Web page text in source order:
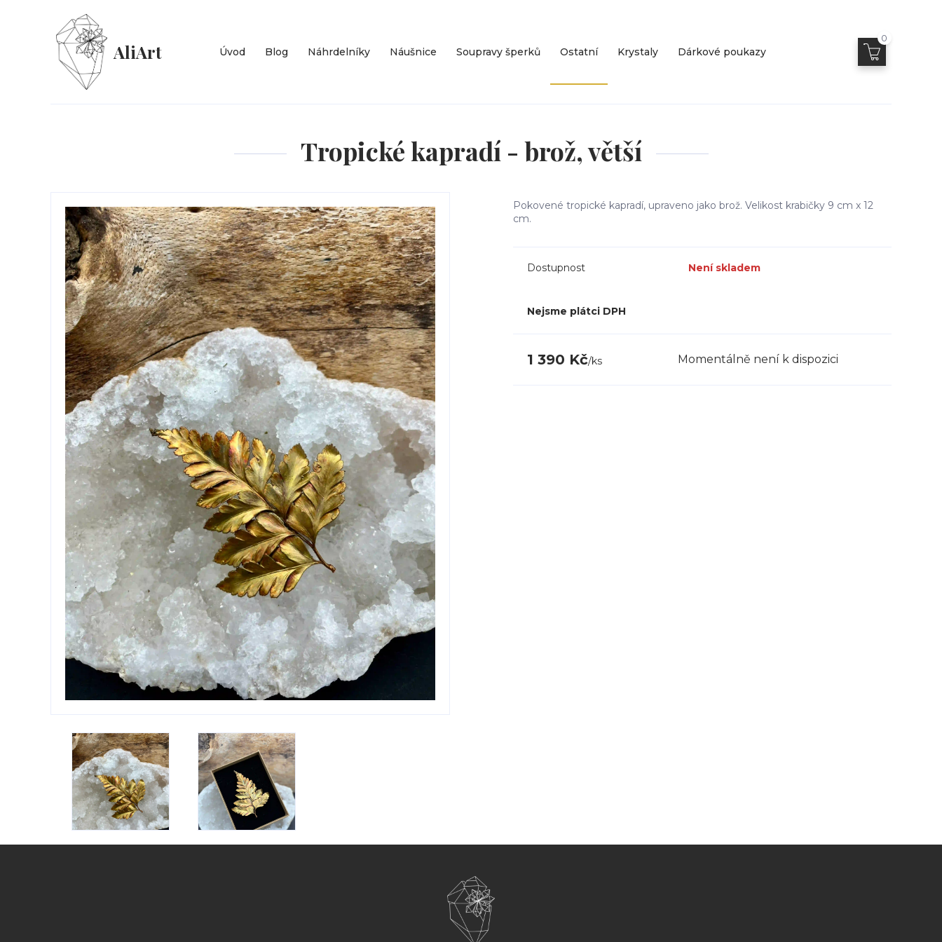
Úvod Blog Náhrdelníky Náušnice Soupravy šperků Ostatní Krystaly Dárkové poukazy
AliArt
0
Tropické kapradí - brož, větší
Pokovené tropické kapradí, upraveno jako brož. Velikost krabičky 9 cm x 12
cm.
Dostupnost Není skladem
Nejsme plátci DPH
1 390 Kč/ks Momentálně není k dispozici